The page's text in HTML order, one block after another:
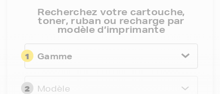
Recherchez votre cartouche,
toner, ruban ou recharge par
modèle d’imprimante
1 Gamme
2 Modèle